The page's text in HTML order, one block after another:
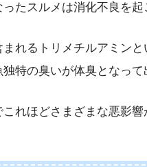
たスルメは消化不良を
まれるトリメチルアミン
特の臭いが体臭となっ
れほどさまざまな悪影響